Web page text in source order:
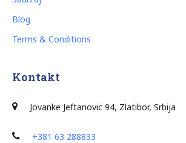
Blog
Terms & Conditions
Kontakt
Jovanke Jeftanovic 94, Zlatibor, Srbija
+381 63 288833